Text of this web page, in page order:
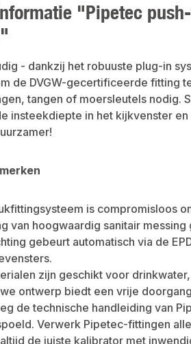
"Pipetec
- dankzij het robuuste plug-in
de DVGW-gecertificeerde fitting
tangen of moersleutels nodig.
insteekdiepte in het kijkvenster
is compromisloos
van hoogwaardig sanitair
gebeurt automatisch via de
zijn geschikt voor
ontwerp biedt een vrije
de technische handleiding van
Verwerk Pipetec-fittingen
de juiste kalibrator met